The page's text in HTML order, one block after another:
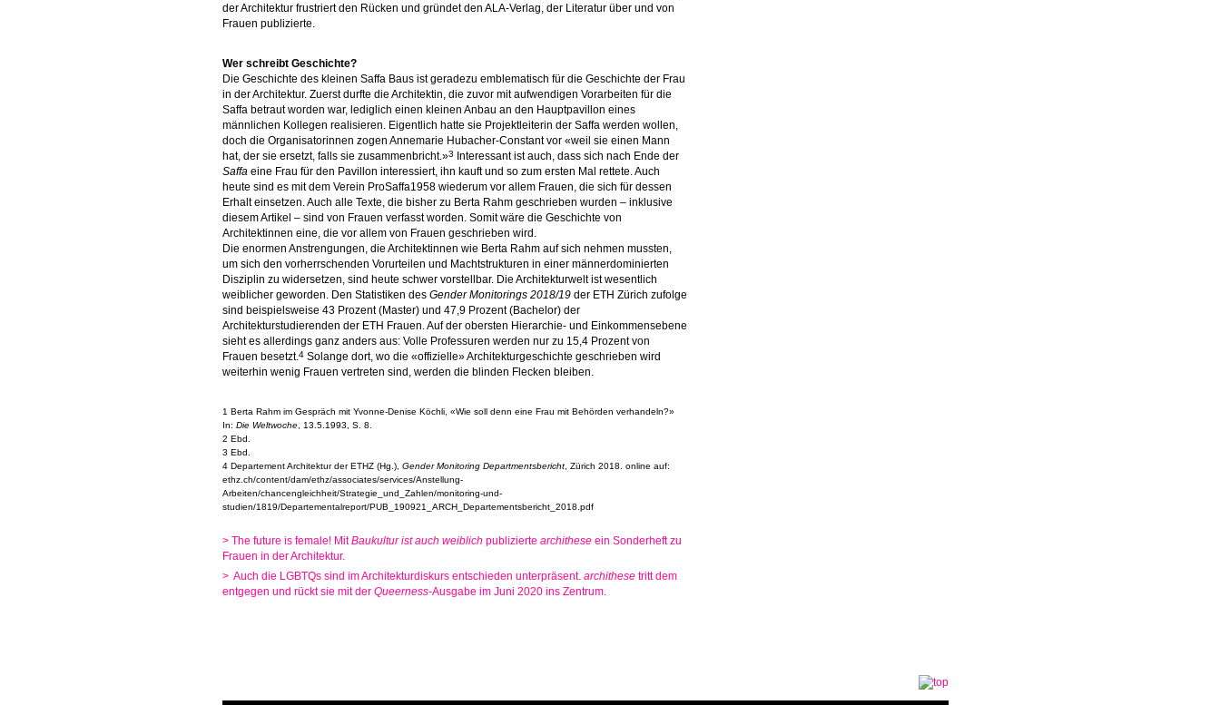
der Architektur frustriert den Rücken und gründet den ALA-Verlag, der Literatur über und von
Frauen publizierte.
Wer schreibt Geschichte?
Die Geschichte des kleinen Saffa Baus ist geradezu emblematisch für die Geschichte der Frau
in der Architektur. Zuerst durfte die Architektin, die zuvor mit aufwendigen Vorarbeiten für die
Saffa betraut worden war, lediglich einen kleinen Anbau an den Hauptpavillon eines
männlichen Kollegen realisieren. Eigentlich hatte sie Projektleiterin der Saffa werden wollen,
doch die Organisatorinnen zogen Annemarie Hubacher-Constant vor «weil sie einen Mann
hat, der sie ersetzt, falls sie zusammenbricht.»3
Interessant ist auch, dass sich nach Ende der
Saffa eine Frau für den Pavillon interessiert, ihn kauft und so zum ersten Mal rettete. Auch
heute sind es mit dem Verein ProSaffa1958 wiederum vor allem Frauen, die sich für dessen
Erhalt einsetzen. Auch alle Texte, die bisher zu Berta Rahm geschrieben wurden – inklusive
diesem Artikel – sind von Frauen verfasst worden. Somit wäre die Geschichte von
Architektinnen eine, die vor allem von Frauen geschrieben wird.
Die enormen Anstrengungen, die Architektinnen wie Berta Rahm auf sich nehmen mussten,
um sich den vorherrschenden Vorurteilen und Machtstrukturen in einer männerdominierten
Disziplin zu widersetzen, sind heute schwer vorstellbar. Die Architekturwelt ist wesentlich
weiblicher geworden. Den Statistiken des Gender Monitorings 2018/19 der ETH Zürich zufolge
sind beispielsweise 43 Prozent (Master) und 47,9 Prozent (Bachelor) der
Architekturstudierenden der ETH Frauen. Auf der obersten Hierarchie- und Einkommensebene
sieht es allerdings ganz anders aus: Volle Professuren werden nur zu 15,4 Prozent von
Frauen besetzt.4 Solange dort, wo die «offizielle» Architekturgeschichte geschrieben wird
weiterhin wenig Frauen vertreten sind, werden die blinden Flecken bleiben.
1 Berta Rahm im Gespräch mit Yvonne-Denise Köchli, «Wie soll denn eine Frau mit Behörden verhandeln?»
In: Die Weltwoche , 13.5.1993, S. 8.
2 Ebd.
3 Ebd.
4 Departement Architektur der ETHZ (Hg.), Gender Monitoring Departmentsbericht , Zürich 2018. online auf:
ethz.ch/content/dam/ethz/associates/services/Anstellung-
Arbeiten/chancengleichheit/Strategie_und_Zahlen/monitoring-und-
studien/1819/Departementalreport/PUB_190921_ARCH_Departementsbericht_2018.pdf
> The future is female! MitBaukultur ist auch weiblich publizierte archithese ein Sonderheft zu
Frauen in der Architektur.
> Auch die LGBTQs sind im Architekturdiskurs entschieden unterpräsent. archithese tritt dem
entgegen und rückt sie mit der Queerness-Ausgabe im Juni 2020 ins Zentrum.